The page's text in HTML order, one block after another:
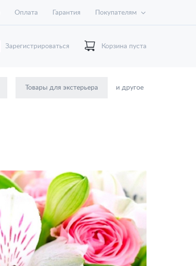
Оплата Гарантия Покупателям
Зарегистрироваться Корзина пуста
Товары для экстерьера и другое